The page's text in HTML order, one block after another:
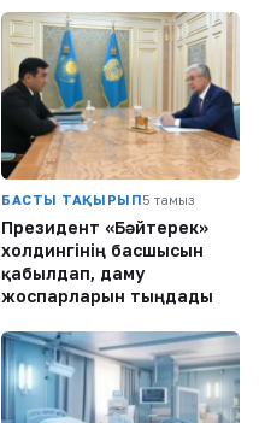
БАСТЫ ТАҚЫРЫП5 тамыз
Президент «Бәйтерек»
холдингінің басшысын
қабылдап, даму
жоспарларын тыңдады